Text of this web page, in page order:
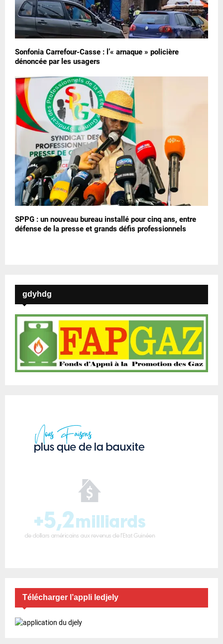
Sonfonia Carrefour-Casse : l’« arnaque » policière
dénoncée par les usagers
SPPG : un nouveau bureau installé pour cinq ans, entre
défense de la presse et grands défis professionnels
gdyhdg
Télécharger l’appli ledjely